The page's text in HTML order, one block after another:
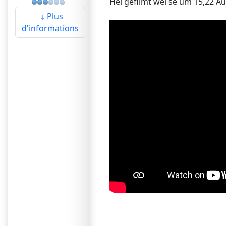
Plus
d'informations